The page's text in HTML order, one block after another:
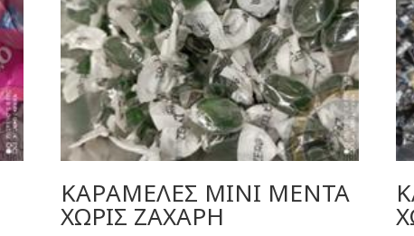
ΚΑΡΑΜΕΛΕΣ ΜΙΝΙ ΜΕΝΤΑ
ΧΩΡΙΣ ΖΑΧΑΡΗ